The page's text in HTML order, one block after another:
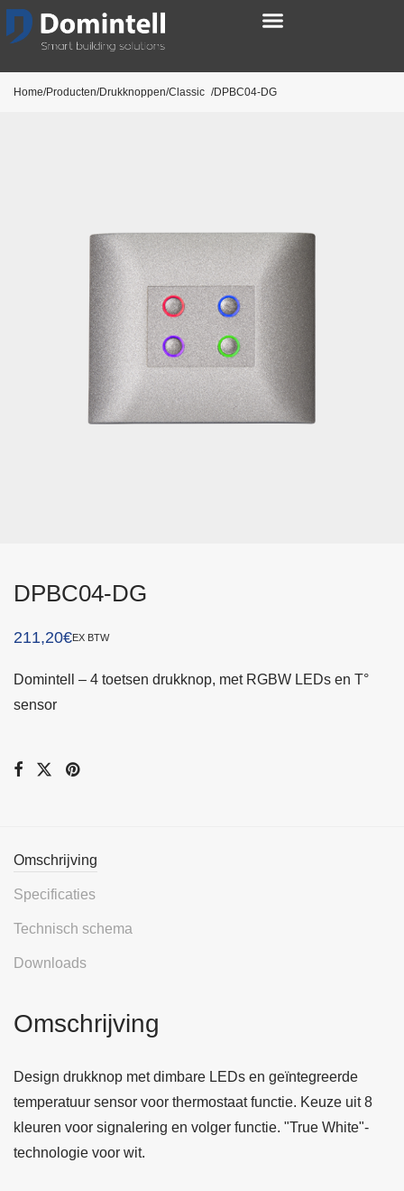
Home/Producten/Drukknoppen/Classic /DPBC04-DG
DPBC04-DG
211,20€EX BTW
Domintell – 4 toetsen drukknop, met RGBW LEDs en T°
sensor
Omschrijving
Specificaties
Technisch schema
Downloads
Omschrijving
Design drukknop met dimbare LEDs en geïntegreerde
temperatuur sensor voor thermostaat functie. Keuze uit 8
kleuren voor signalering en volger functie. "True White"-
technologie voor wit.